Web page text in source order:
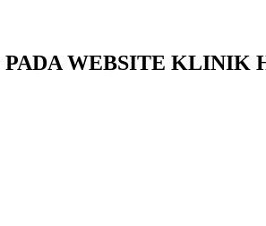
WEBSITE KLINIK